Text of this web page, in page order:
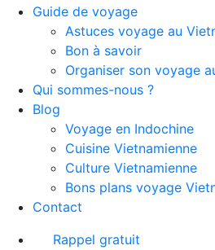
Guide de voyage
Astuces voyage au
Bon à savoir
Organiser son voyage
Qui sommes-nous ?
Blog
Voyage en Indochine
Cuisine Vietnamienne
Culture Vietnamienne
Bons plans voyage
Contact
Rappel gratuit